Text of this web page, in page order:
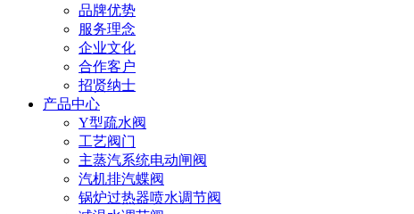
品牌优势
服务理念
企业文化
合作客户
招贤纳士
产品中心
Y型疏水阀
工艺阀门
主蒸汽系统电动闸阀
汽机排汽蝶阀
锅炉过热器喷水调节阀